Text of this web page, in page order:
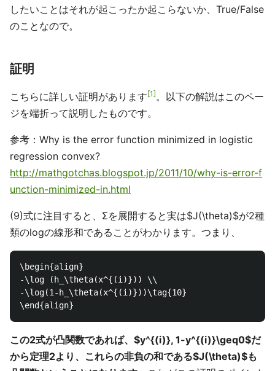
したいことはそれが起こったか起こらないか、True/False
のことなので。
証明
こちらに詳しい証明があります 1 。以下の解説はこのペー
ジを端折って説明したものです。
参考：Why is the error function minimized in logistic
regression convex?
http://mathgotchas.blogspot.jp/2011/10/why-is-error-f
unction-minimized-in.html
(9)式に注目すると、Σを展開すると実は$J(\theta)$が2種
類のlogの線形和であることがわかります。つまり、
\begin{align}
-\log (h_\theta(x^{(i)})) \\
-\log(1-h_\theta(x^{(i)}))\tag{10}
この2式が凸関数であれば、$y^{(i)}, 1-y^{(i)}\geq0$だ
から定理2より、これらの非負の和である$J(\theta)$も